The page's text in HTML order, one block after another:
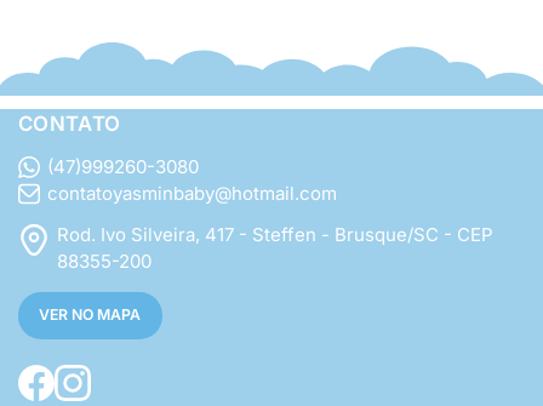
CONTATO
(47)999260-3080
contatoyasminbaby@hotmail.com
Rod. Ivo Silveira, 417 - Steffen - Brusque/SC - CEP
88355-200
VER NO MAPA